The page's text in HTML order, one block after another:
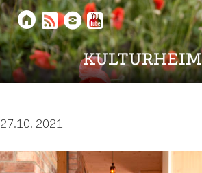
   
27.10. 2021